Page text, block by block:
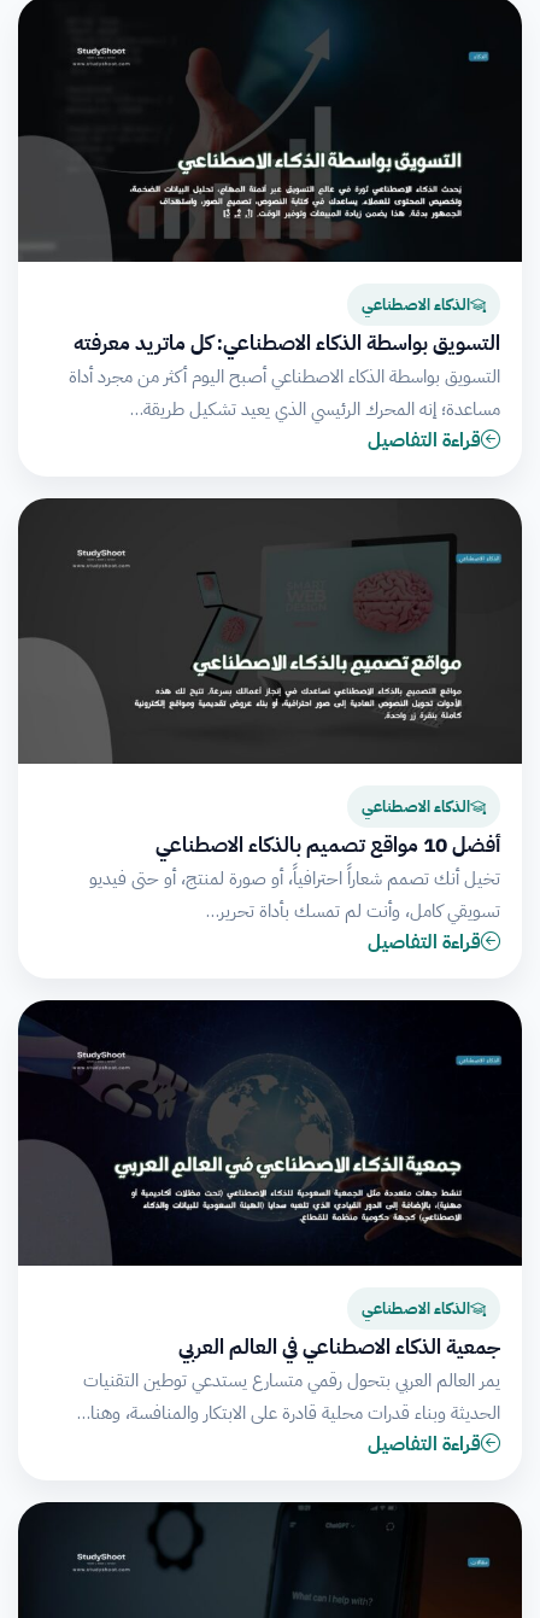
الذكاء الاصطناعي
التسويق بواسطة الذكاء الاصطناعي: كل ماتريد معرفته
التسويق بواسطة الذكاء الاصطناعي أصبح اليوم أكثر من مجرد أداة
مساعدة؛ إنه المحرك الرئيسي الذي يعيد تشكيل طريقة…
قراءة التفاصيل
الذكاء الاصطناعي
أفضل 10 مواقع تصميم بالذكاء الاصطناعي
تخيل أنك تصمم شعاراً احترافياً، أو صورة لمنتج، أو حتى فيديو
تسويقي كامل، وأنت لم تمسك بأداة تحرير…
قراءة التفاصيل
الذكاء الاصطناعي
جمعية الذكاء الاصطناعي في العالم العربي
يمر العالم العربي بتحول رقمي متسارع يستدعي توطين التقنيات
الحديثة وبناء قدرات محلية قادرة على الابتكار والمنافسة، وهنا…
قراءة التفاصيل